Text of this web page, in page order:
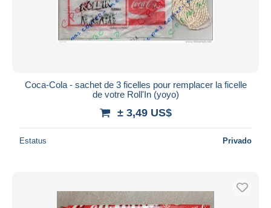
Coca-Cola - sachet de 3 ficelles pour remplacer la ficelle
de votre Roll'In (yoyo)
± 3,49 US$
Estatus Privado